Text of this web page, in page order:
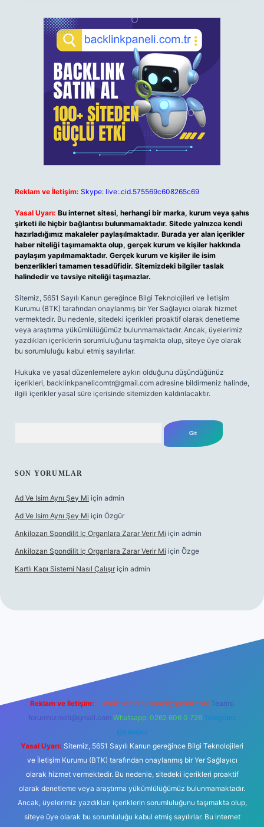
Reklam ve İletişim: Skype: live:.cid.575569c608265c69
Yasal Uyarı: Bu internet sitesi, herhangi bir marka, kurum veya şahıs
şirketi ile hiçbir bağlantısı bulunmamaktadır. Sitede yalnızca kendi
hazırladığımız makaleler paylaşılmaktadır. Burada yer alan içerikler
haber niteliği taşımamakta olup, gerçek kurum ve kişiler hakkında
paylaşım yapılmamaktadır. Gerçek kurum ve kişiler ile isim
benzerlikleri tamamen tesadüfidir. Sitemizdeki bilgiler taslak
halindedir ve tavsiye niteliği taşımazlar.
Sitemiz, 5651 Sayılı Kanun gereğince Bilgi Teknolojileri ve İletişim
Kurumu (BTK) tarafından onaylanmış bir Yer Sağlayıcı olarak hizmet
vermektedir. Bu nedenle, sitedeki içerikleri proaktif olarak denetleme
veya araştırma yükümlülüğümüz bulunmamaktadır. Ancak, üyelerimiz
yazdıkları içeriklerin sorumluluğunu taşımakta olup, siteye üye olarak
bu sorumluluğu kabul etmiş sayılırlar.
Hukuka ve yasal düzenlemelere aykırı olduğunu düşündüğünüz
içerikleri, backlinkpanelicomtr@gmail.com adresine bildirmeniz halinde,
ilgili içerikler yasal süre içerisinde sitemizden kaldırılacaktır.
SON YORUMLAR
Ad Ve Isim Aynı Şey Mi için admin
Ad Ve Isim Aynı Şey Mi için Özgür
Ankilozan Spondilit Iç Organlara Zarar Verir Mi için admin
Ankilozan Spondilit Iç Organlara Zarar Verir Mi için Özge
Kartlı Kapı Sistemi Nasıl Çalışır için admin
Reklam ve İletişim: E-mail: backlinkpaneli@gmail.com Teams:
forumhizmeti@gmail.com Whatsapp: 0262 606 0 726 Telegram:
@karabul
Yasal Uyarı: Sitemiz, 5651 Sayılı Kanun gereğince Bilgi Teknolojileri
ve İletişim Kurumu (BTK) tarafından onaylanmış bir Yer Sağlayıcı
olarak hizmet vermektedir. Bu nedenle, sitedeki içerikleri proaktif
olarak denetleme veya araştırma yükümlülüğümüz bulunmamaktadır.
Ancak, üyelerimiz yazdıkları içeriklerin sorumluluğunu taşımakta olup,
siteye üye olarak bu sorumluluğu kabul etmiş sayılırlar. Bu internet